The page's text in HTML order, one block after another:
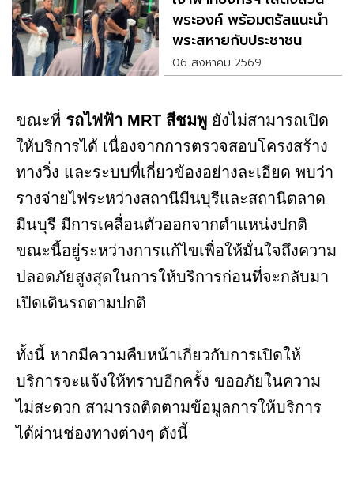
พระองค์ พร้อมตรัสแนะนำ
พระสหายกับประชาชน
06 สิงหาคม 2569
ขณะที่ รถไฟฟ้า MRT สีชมพู ยังไม่สามารถเปิด
ให้บริการได้ เนื่องจากการตรวจสอบโครงสร้าง
ทางวิ่ง และระบบที่เกี่ยวข้องอย่างละเอียด พบว่า
รางจ่ายไฟระหว่างสถานีมีนบุรีและสถานีตลาด
มีนบุรี มีการเคลื่อนตัวออกจากตำแหน่งปกติ
ขณะนี้อยู่ระหว่างการแก้ไขเพื่อให้มั่นใจถึงความ
ปลอดภัยสูงสุดในการให้บริการก่อนที่จะกลับมา
เปิดเดินรถตามปกติ
ทั้งนี้ หากมีความคืบหน้าเกี่ยวกับการเปิดให้
บริการจะแจ้งให้ทราบอีกครั้ง ขออภัยในความ
ไม่สะดวก สามารถติดตามข้อมูลการให้บริการ
ได้ผ่านช่องทางต่างๆ ดังนี้